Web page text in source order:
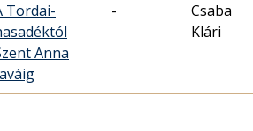
Tordai-
Anna
-
Csaba
Klári